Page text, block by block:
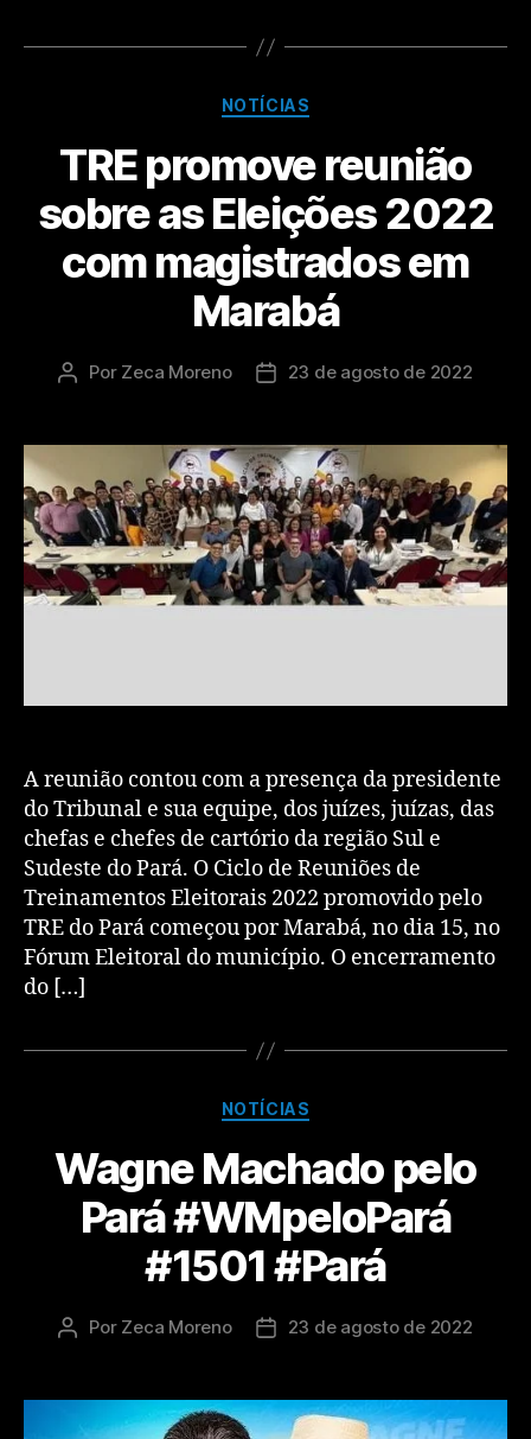
NOTÍCIAS
TRE promove reunião
sobre as Eleições 2022
com magistrados em
Marabá
Por Zeca Moreno 23 de agosto de 2022
A reunião contou com a presença da presidente
do Tribunal e sua equipe, dos juízes, juízas, das
chefas e chefes de cartório da região Sul e
Sudeste do Pará. O Ciclo de Reuniões de
Treinamentos Eleitorais 2022 promovido pelo
TRE do Pará começou por Marabá, no dia 15, no
Fórum Eleitoral do município. O encerramento
do […]
NOTÍCIAS
Wagne Machado pelo
Pará #WMpeloPará
#1501 #Pará
Por Zeca Moreno 23 de agosto de 2022